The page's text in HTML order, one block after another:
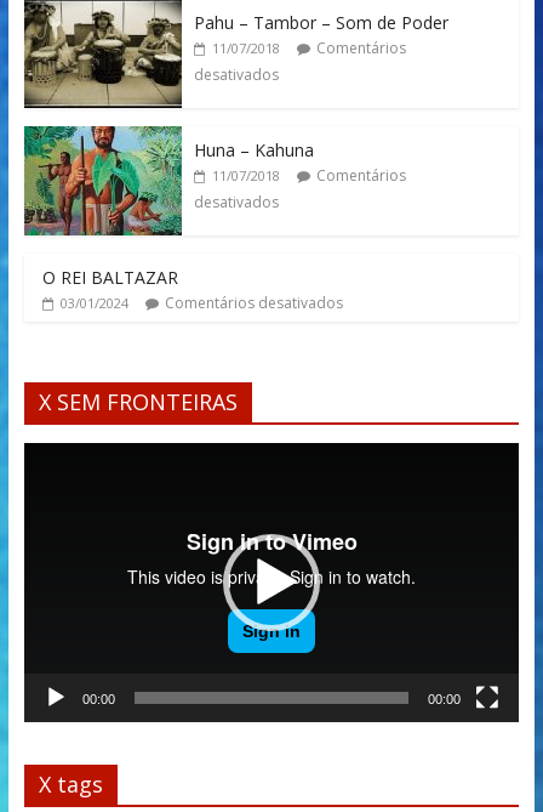
Pahu – Tambor – Som de Poder
11/07/2018
Comentários
desativados
Huna – Kahuna
11/07/2018
Comentários
desativados
O REI BALTAZAR
03/01/2024 Comentários desativados
X SEM FRONTEIRAS
00:00 00:00
X tags